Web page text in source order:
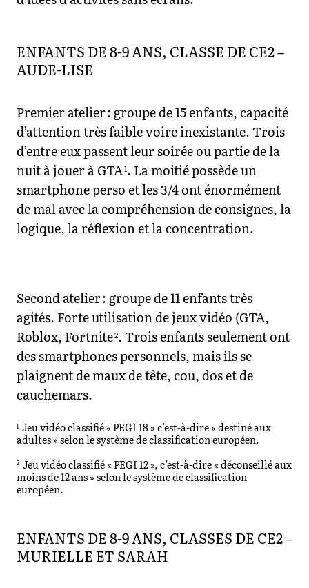
ENFANTS DE 8-9 ANS, CLASSE DE CE2 –
AUDE-LISE
Premier atelier : groupe de 15 enfants, capacité
d’attention très faible voire inexistante. Trois
d’entre eux passent leur soirée ou partie de la
nuit à jouer à GTA1. La moitié possède un
smartphone perso et les 3/4 ont énormément
de mal avec la compréhension de consignes, la
logique, la réflexion et la concentration.
Second atelier : groupe de 11 enfants très
agités. Forte utilisation de jeux vidéo (GTA,
Roblox, Fortnite2. Trois enfants seulement ont
des smartphones personnels, mais ils se
plaignent de maux de tête, cou, dos et de
cauchemars.
1 Jeu vidéo classifié « PEGI 18 » c’est-à-dire « destiné aux
adultes » selon le système de classification européen.
2 Jeu vidéo classifié « PEGI 12 », c’est-à-dire « déconseillé aux
moins de 12 ans » selon le système de classification
européen.
ENFANTS DE 8-9 ANS, CLASSES DE CE2 –
MURIELLE ET SARAH